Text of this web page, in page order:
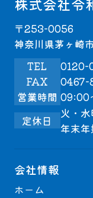
〒253-0056
神奈川県茅ヶ崎
TEL
0120-
FAX
0467-
営業時間 09:00
定休日
火・
年末
会社情報
ホーム